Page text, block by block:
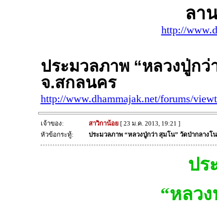
ลา
http://
ประมวลภาพ “หลวงปู่ก
จ.สกลนคร
http://www.dhammajak.net/forums/
เจ้าของ: สาวิกาน้อย[ 23 ม.ค. 2013, 19:21 ]
หัวข้อกระทู้:
ประมวลภาพ “หลวงปู่กว่า สุมโน” วัดป่ากลางโ
ปร
“หลว